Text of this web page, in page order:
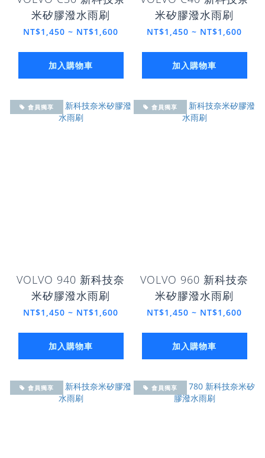
米矽膠潑水雨刷
NT$1,450 ~ NT$1,600
加入購物車
米矽膠潑水雨刷
NT$1,450 ~ NT$1,600
加入購物車
會員獨享
VOLVO 940 新科技奈
米矽膠潑水雨刷
NT$1,450 ~ NT$1,600
加入購物車
會員獨享
VOLVO 960 新科技奈
米矽膠潑水雨刷
NT$1,450 ~ NT$1,600
加入購物車
會員獨享 會員獨享